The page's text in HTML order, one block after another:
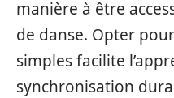
manière à être
de danse. Opter
simples facilite
synchronisation